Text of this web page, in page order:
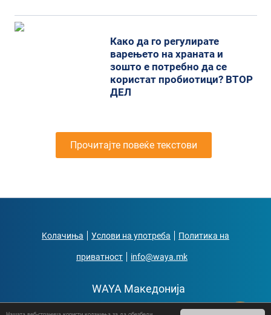
Како да го регулирате
варењето на храната и
зошто е потребно да се
користат пробиотици? ВТОР
ДЕЛ
Прочитајте повеќе текстови
Kолачиња Услови на употреба Политика на
приватност info@waya.mk
WAYA Македонија